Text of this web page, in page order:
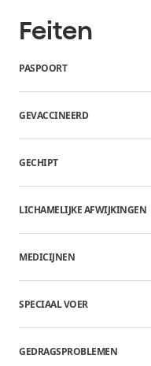
Feiten
PASPOORT
GEVACCINEERD
GECHIPT
LICHAMELIJKE AFWIJKINGEN
MEDICIJNEN
SPECIAAL VOER
GEDRAGSPROBLEMEN